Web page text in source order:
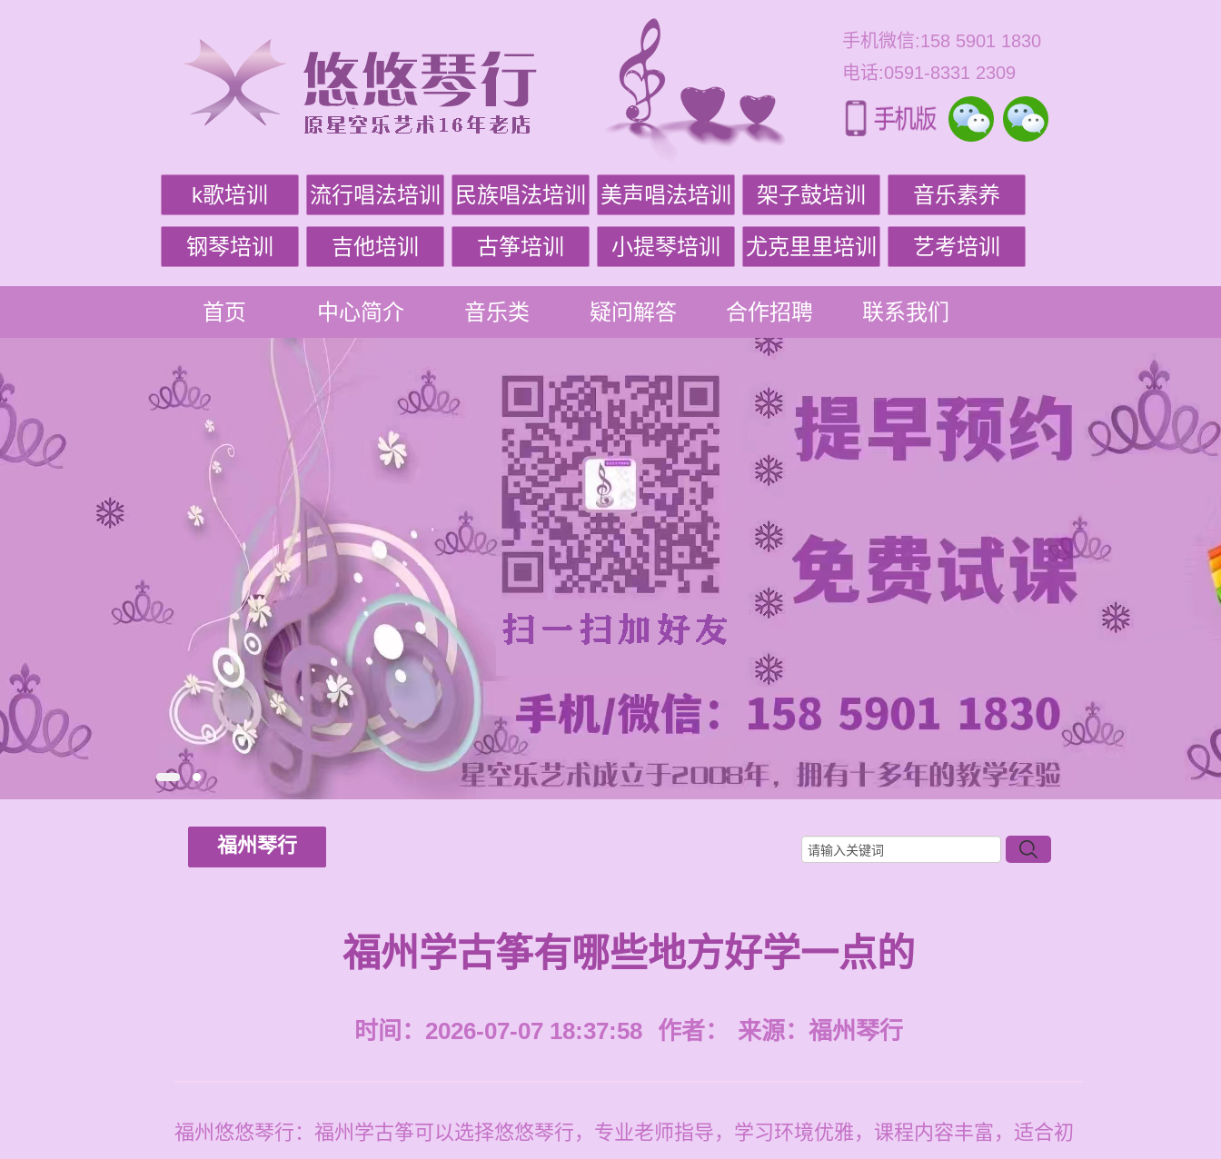
手机微信:158 5901 1830
电话:0591-8331 2309
k歌培训 流行唱法培训 民族唱法培训 美声唱法培训 架子鼓培训 音乐素养
钢琴培训 吉他培训 古筝培训 小提琴培训 尤克里里培训 艺考培训
首页 中心简介 音乐类 疑问解答 合作招聘 联系我们
福州琴行
福州学古筝有哪些地方好学一点的
时间：2026-07-07 18:37:58 作者： 来源： 福州琴行
福州悠悠琴行：福州学古筝可以选择悠悠琴行，专业老师指导，学习环境优雅，课程内容丰富，适合初